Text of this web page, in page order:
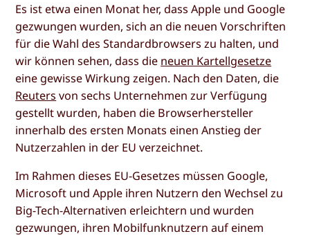
Es ist etwa einen Monat her, dass Apple und Google
gezwungen wurden, sich an die neuen Vorschriften
für die Wahl des Standardbrowsers zu halten, und
wir können sehen, dass die neuen Kartellgesetze
eine gewisse Wirkung zeigen. Nach den Daten, die
Reuters von sechs Unternehmen zur Verfügung
gestellt wurden, haben die Browserhersteller
innerhalb des ersten Monats einen Anstieg der
Nutzerzahlen in der EU verzeichnet.
Im Rahmen dieses EU-Gesetzes müssen Google,
Microsoft und Apple ihren Nutzern den Wechsel zu
Big-Tech-Alternativen erleichtern und wurden
gezwungen, ihren Mobilfunknutzern auf einem